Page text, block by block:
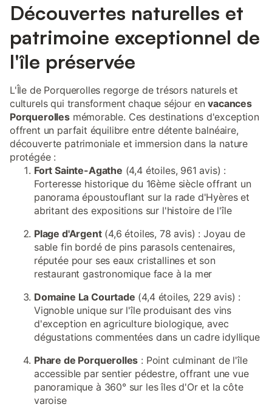
Découvertes naturelles et
patrimoine exceptionnel de
l'île préservée
L'Île de Porquerolles regorge de trésors naturels et
culturels qui transforment chaque séjour envacances
Porquerollesmémorable. Ces destinations d'exception
offrent un parfait équilibre entre détente balnéaire,
découverte patrimoniale et immersion dans la nature
protégée :
Fort Sainte-Agathe (4,4 étoiles, 961 avis) :
Forteresse historique du 16ème siècle offrant un
panorama époustouflant sur la rade d'Hyères et
abritant des expositions sur l'histoire de l'île
Plage d'Argent(4,6 étoiles, 78 avis) : Joyau de
sable fin bordé de pins parasols centenaires,
réputée pour ses eaux cristallines et son
restaurant gastronomique face à la mer
Domaine La Courtade (4,4 étoiles, 229 avis) :
Vignoble unique sur l'île produisant des vins
d'exception en agriculture biologique, avec
dégustations commentées dans un cadre idyllique
Phare de Porquerolles : Point culminant de l'île
accessible par sentier pédestre, offrant une vue
panoramique à 360° sur les îles d'Or et la côte
varoise